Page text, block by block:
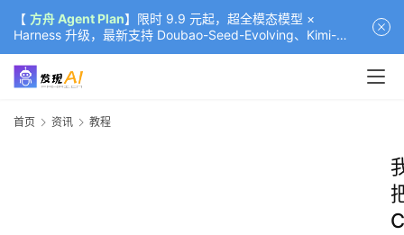
【 方舟 Agent Plan】限时 9.9 元起，超全模态模型 ×
Harness 升级，最新支持 Doubao-Seed-Evolving、Kimi-
K3（部分）、GLM-5.2
首页 资讯 教程
C